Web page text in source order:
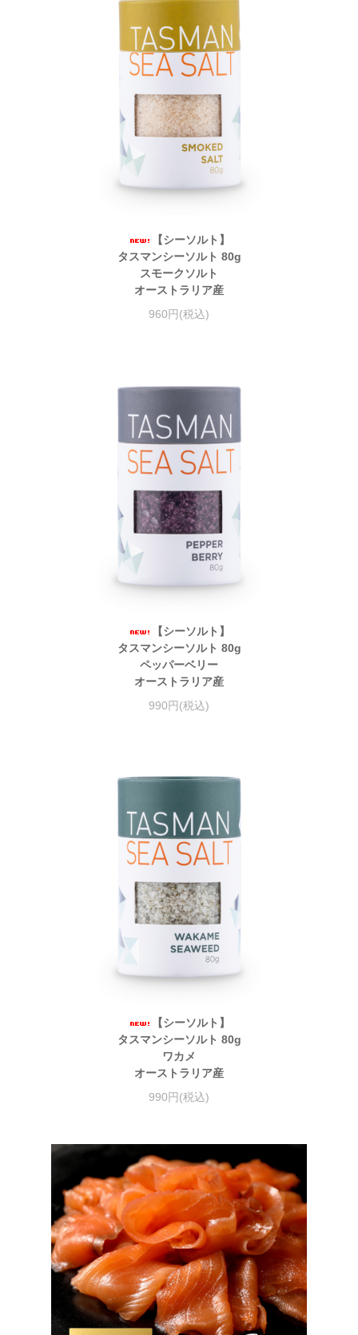
【シーソルト】
タスマンシーソルト 80g
スモークソルト
オーストラリア産
960円(税込)
【シーソルト】
タスマンシーソルト 80g
ペッパーベリー
オーストラリア産
990円(税込)
【シーソルト】
タスマンシーソルト 80g
ワカメ
オーストラリア産
990円(税込)